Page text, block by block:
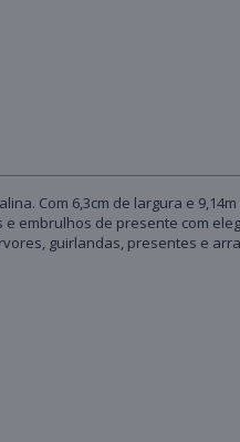
Com 6,3cm de largura e
embrulhos de presente com
guirlandas, presentes e